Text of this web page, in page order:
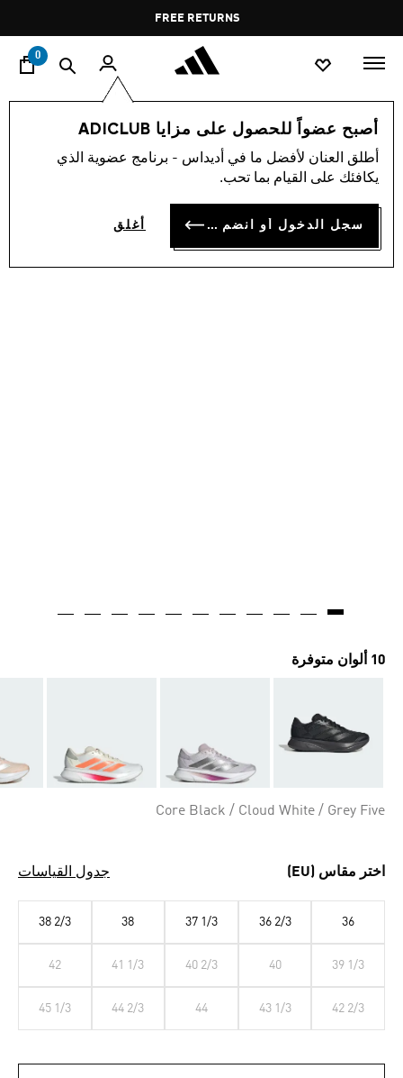
Pause
promotion
rotation
FREE RETURNS
0
أصبح عضواً للحصول على مزايا ADICLUB
أطلق العنان لأفضل ما في أديداس - برنامج عضوية الذي
يكافئك على القيام بما تحب.
سجل الدخول أو انضم الآن أغلق
النساء
حذاء DURAMO SL 2 RUNNING
BD 35.50
10 ألوان متوفرة
Core Black / Cloud White / Grey Five
اختر مقاس (EU) جدول القياسات
36
36 2/3
37 1/3
38
38 2/3
39 1/3
40
40 2/3
41 1/3
42
42 2/3
43 1/3
44
44 2/3
45 1/3